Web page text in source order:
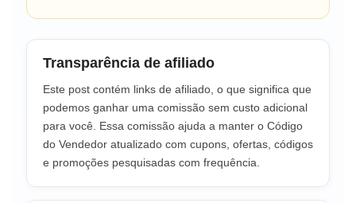
Transparência de afiliado
Este post contém links de afiliado, o que significa que
podemos ganhar uma comissão sem custo adicional
para você. Essa comissão ajuda a manter o Código
do Vendedor atualizado com cupons, ofertas, códigos
e promoções pesquisadas com frequência.